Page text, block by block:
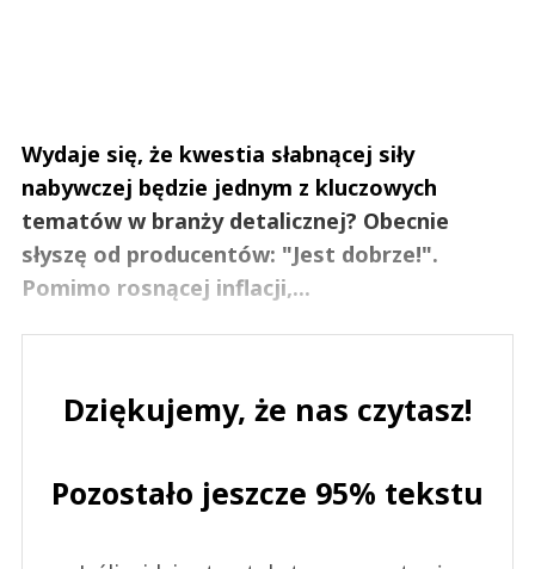
Wydaje się, że kwestia słabnącej siły
nabywczej będzie jednym z kluczowych
tematów w branży detalicznej? Obecnie
słyszę od producentów: "Jest dobrze!".
Pomimo rosnącej inflacji,...
Dziękujemy, że nas czytasz!
Pozostało jeszcze 95% tekstu